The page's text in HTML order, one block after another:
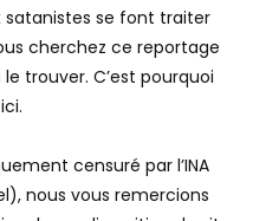
ceux qui osent encore
satanistes se font traiter
cherchez ce reportage
trouver. C’est pourquoi
censuré par l’INA